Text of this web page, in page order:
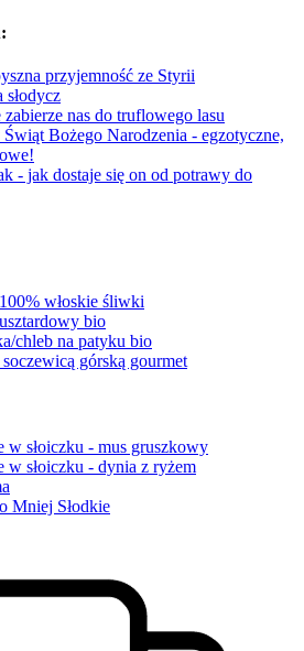
przyjemność ze Styrii
nas do truflowego lasu
Bożego Narodzenia - egzotyczne,
- jak dostaje się on od potrawy do
włoskie śliwki
bio
chleb na patyku bio
górską gourmet
słoiczku - mus gruszkowy
słoiczku - dynia z ryżem
Mniej Słodkie